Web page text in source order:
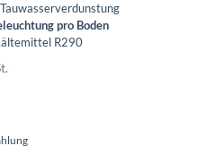
pro Boden
R290